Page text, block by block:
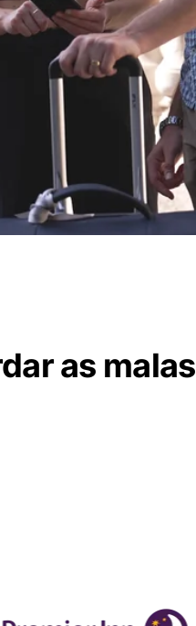
as malas